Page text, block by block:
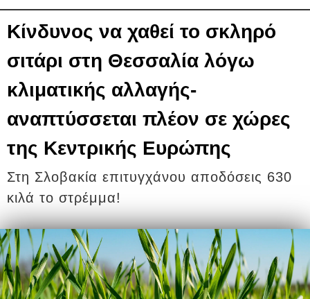
Κίνδυνος να χαθεί το σκληρό
σιτάρι στη Θεσσαλία λόγω
κλιματικής αλλαγής-
αναπτύσσεται πλέον σε χώρες
της Κεντρικής Ευρώπης
Στη Σλοβακία επιτυγχάνου αποδόσεις 630
κιλά το στρέμμα!